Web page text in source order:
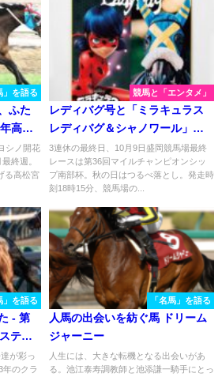
」を語る
ふた
高松
シノ開花
終週。
る高松宮
競馬と「エンタメ」
レディバグ号と「ミラキュラス
レディバグ＆シャノワール」の
不思議な関係 盛岡編
3連休の最終日、10月9日盛岡競馬場最終
レースは第36回マイルチャンピオンシッ
プ南部杯。秋の日はつるべ落とし。発走時
刻18時15分、競馬場の...
」を語る
- 第
ティ
が彩っ
年のクラ
「名馬」を語る
人馬の出会いを紡ぐ馬 ドリーム
ジャーニー
人生には、大きな転機となる出会いがあ
る。池江泰寿調教師と池添謙一騎手にとっ